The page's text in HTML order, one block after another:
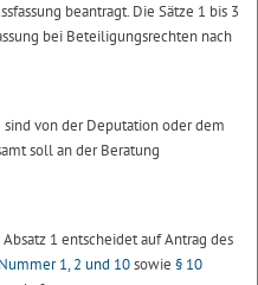
beantragt. Die Sätze 1 bis 3
bei Beteiligungsrechten nach
von der Deputation oder dem
soll an der Beratung
1 entscheidet auf Antrag des
1, 2 und 10sowie § 10